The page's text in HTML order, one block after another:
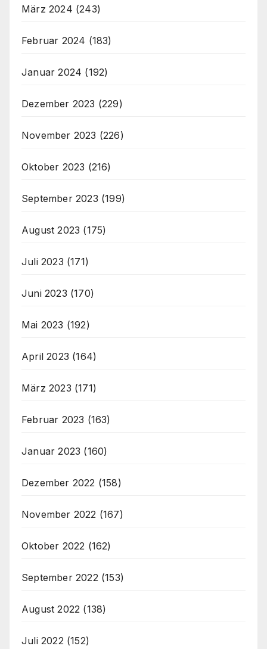
März 2024 (243)
Februar 2024 (183)
Januar 2024 (192)
Dezember 2023 (229)
November 2023 (226)
Oktober 2023 (216)
September 2023 (199)
August 2023 (175)
Juli 2023 (171)
Juni 2023 (170)
Mai 2023 (192)
April 2023 (164)
März 2023 (171)
Februar 2023 (163)
Januar 2023 (160)
Dezember 2022 (158)
November 2022 (167)
Oktober 2022 (162)
September 2022 (153)
August 2022 (138)
Juli 2022 (152)